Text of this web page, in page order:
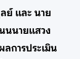
ย์ และ นาย
นนายแสวง
การประเมิน